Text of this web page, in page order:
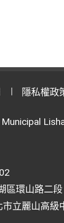
隱私權政
區環山路二
市立麗山高級